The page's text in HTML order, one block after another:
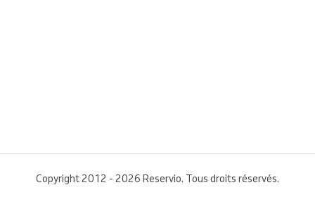
Copyright 2012 - 2026 Reservio. Tous droits réservés.